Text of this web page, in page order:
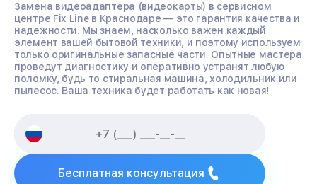
Замена видеоадаптера (видеокарты) в сервисном
центре Fix Line в Краснодаре — это гарантия качества и
надежности. Мы знаем, насколько важен каждый
элемент вашей бытовой техники, и поэтому используем
только оригинальные запасные части. Опытные мастера
проведут диагностику и оперативно устранят любую
поломку, будь то стиральная машина, холодильник или
пылесос. Ваша техника будет работать как новая!
Бесплатная консультация